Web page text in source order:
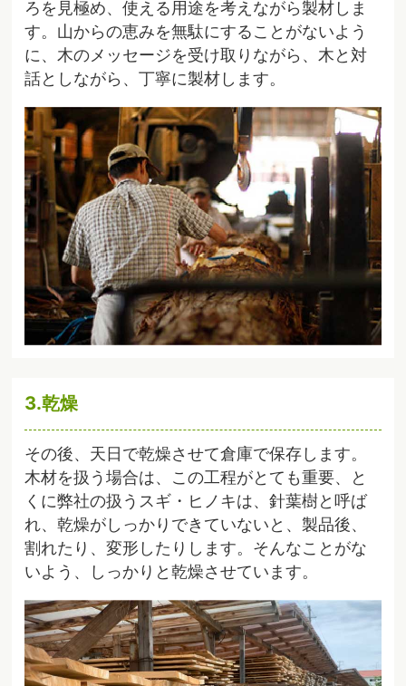
ろを見極め、使える用途を考えながら製材しま
す。山からの恵みを無駄にすることがないよう
に、木のメッセージを受け取りながら、木と対
話としながら、丁寧に製材します。
3.乾燥
その後、天日で乾燥させて倉庫で保存します。
木材を扱う場合は、この工程がとても重要、と
くに弊社の扱うスギ・ヒノキは、針葉樹と呼ば
れ、乾燥がしっかりできていないと、製品後、
割れたり、変形したりします。そんなことがな
いよう、しっかりと乾燥させています。